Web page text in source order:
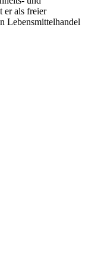
er als freier
Lebensmittelhandel